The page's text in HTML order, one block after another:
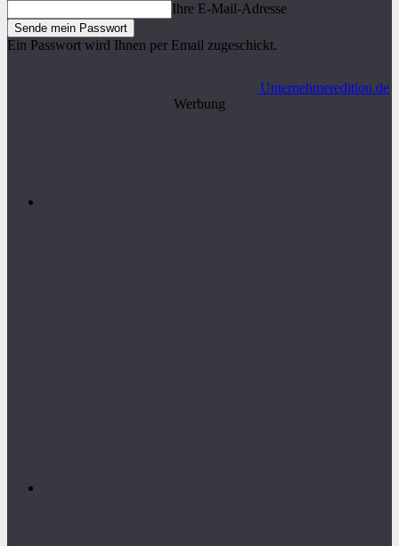
Ihre E-Mail-Adresse
Ein Passwort wird Ihnen per Email zugeschickt.
Unternehmeredition.de
Werbung